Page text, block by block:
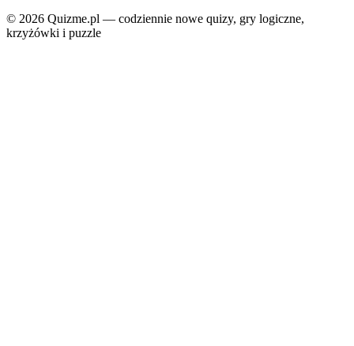
© 2026 Quizme.pl — codziennie nowe quizy, gry logiczne,
krzyżówki i puzzle